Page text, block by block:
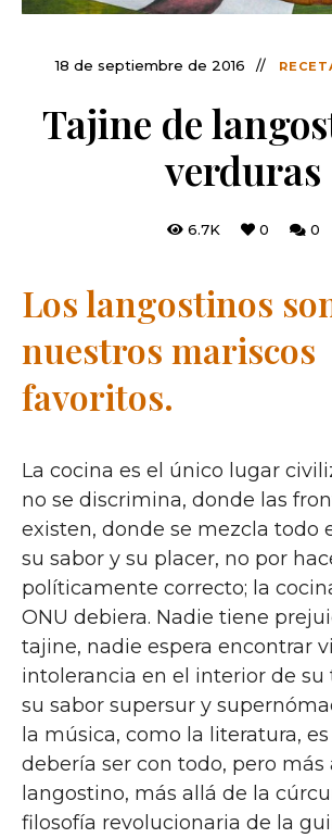
18 de septiembre de 2016
Tajine de
verduras
6.7K 0 0
Los langostinos
nuestros mariscos
favoritos.
La cocina es el único lugar
no se discrimina, donde las
existen, donde se mezcla todo
su sabor y su placer, no por
políticamente correcto; la
ONU debiera. Nadie tiene
tajine, nadie espera encontrar
intolerancia en el interior de su
su sabor supersur y
la música, como la literatura,
debería ser con todo, pero más
langostino, más allá de la
filosofía revolucionaria de la